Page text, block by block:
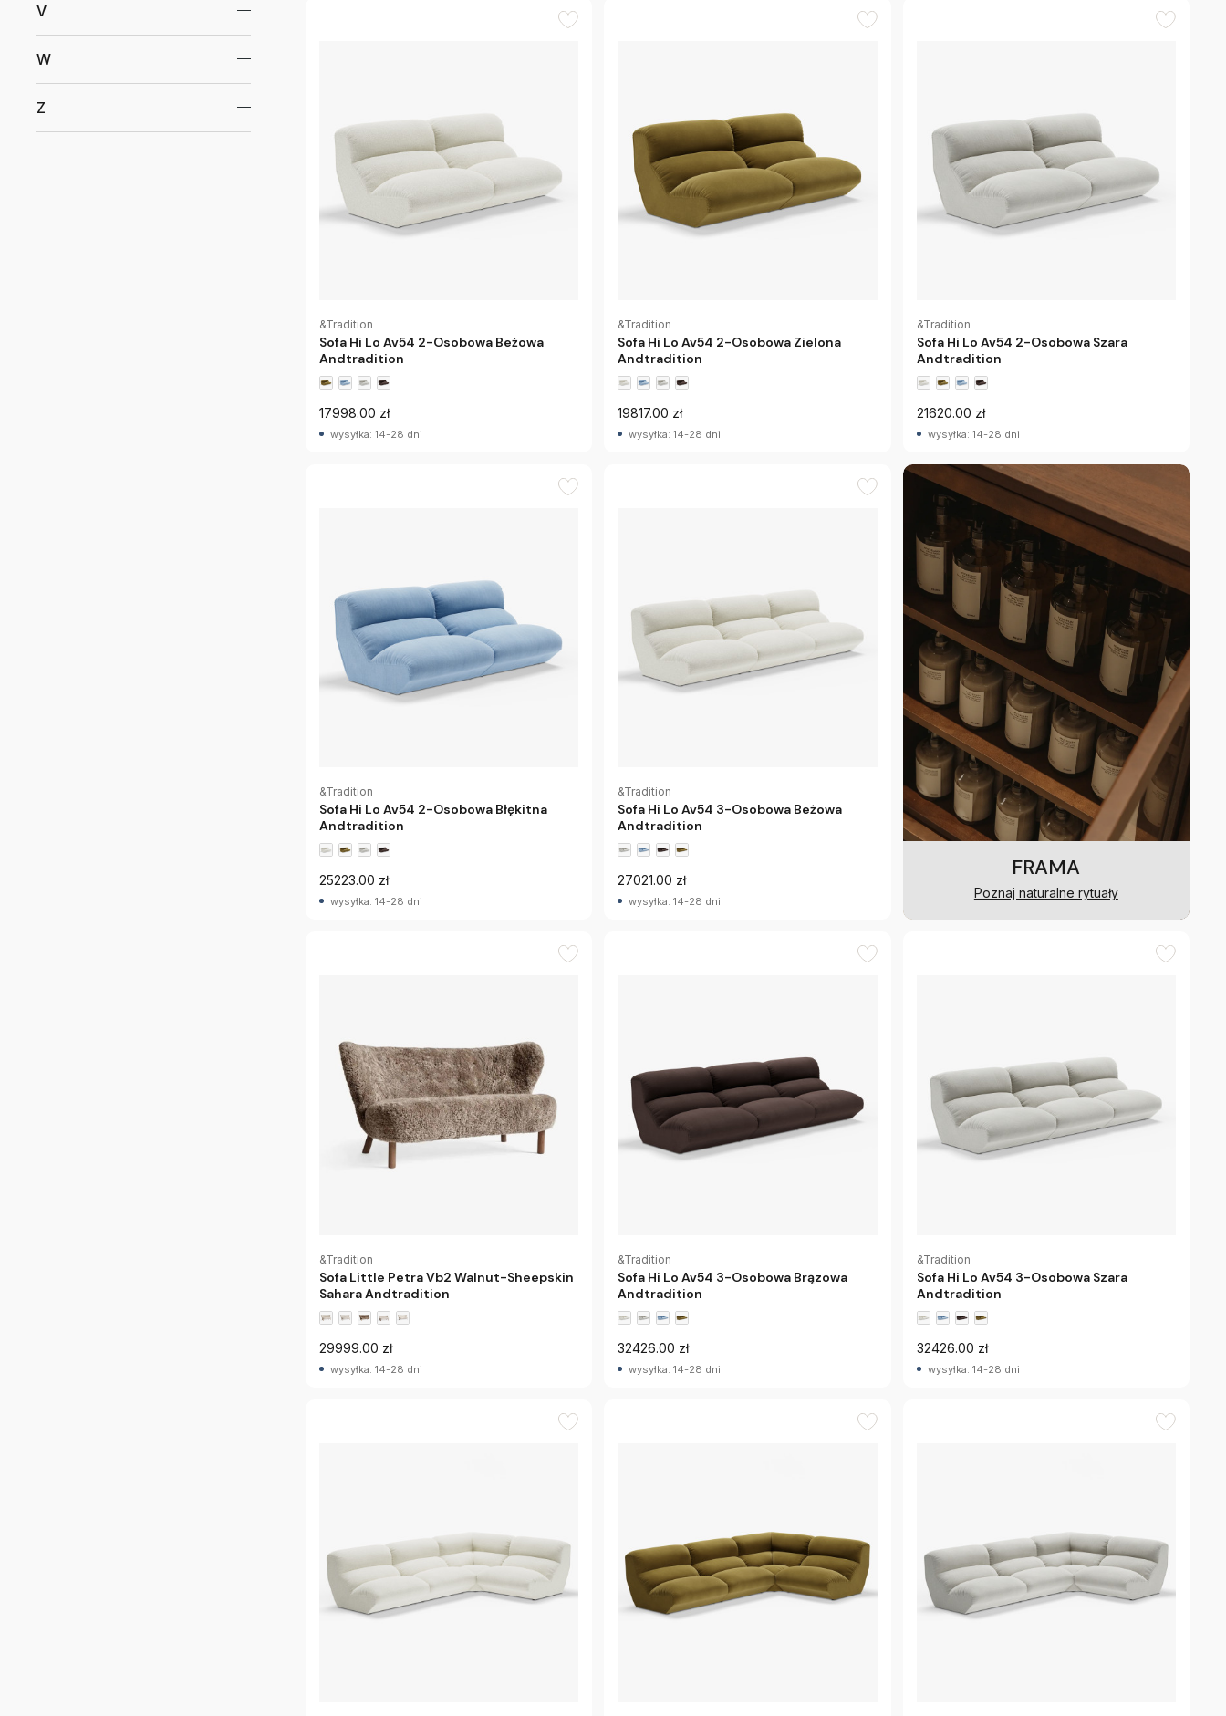
V
W
Z
&Tradition
Sofa Hi Lo Av54 2-Osobowa Beżowa
Andtradition
17998.00 zł
wysyłka: 14-28 dni
&Tradition
Sofa Hi Lo Av54 2-Osobowa Zielona
Andtradition
19817.00 zł
wysyłka: 14-28 dni
&Tradition
Sofa Hi Lo Av54 2-Osobowa Szara
Andtradition
21620.00 zł
wysyłka: 14-28 dni
&Tradition
Sofa Hi Lo Av54 2-Osobowa Błękitna
Andtradition
25223.00 zł
wysyłka: 14-28 dni
&Tradition
Sofa Hi Lo Av54 3-Osobowa Beżowa
Andtradition
27021.00 zł
wysyłka: 14-28 dni
FRAMA
Poznaj naturalne rytuały
&Tradition
Sofa Little Petra Vb2 Walnut-Sheepskin
Sahara Andtradition
29999.00 zł
wysyłka: 14-28 dni
&Tradition
Sofa Hi Lo Av54 3-Osobowa Brązowa
Andtradition
32426.00 zł
wysyłka: 14-28 dni
&Tradition
Sofa Hi Lo Av54 3-Osobowa Szara
Andtradition
32426.00 zł
wysyłka: 14-28 dni